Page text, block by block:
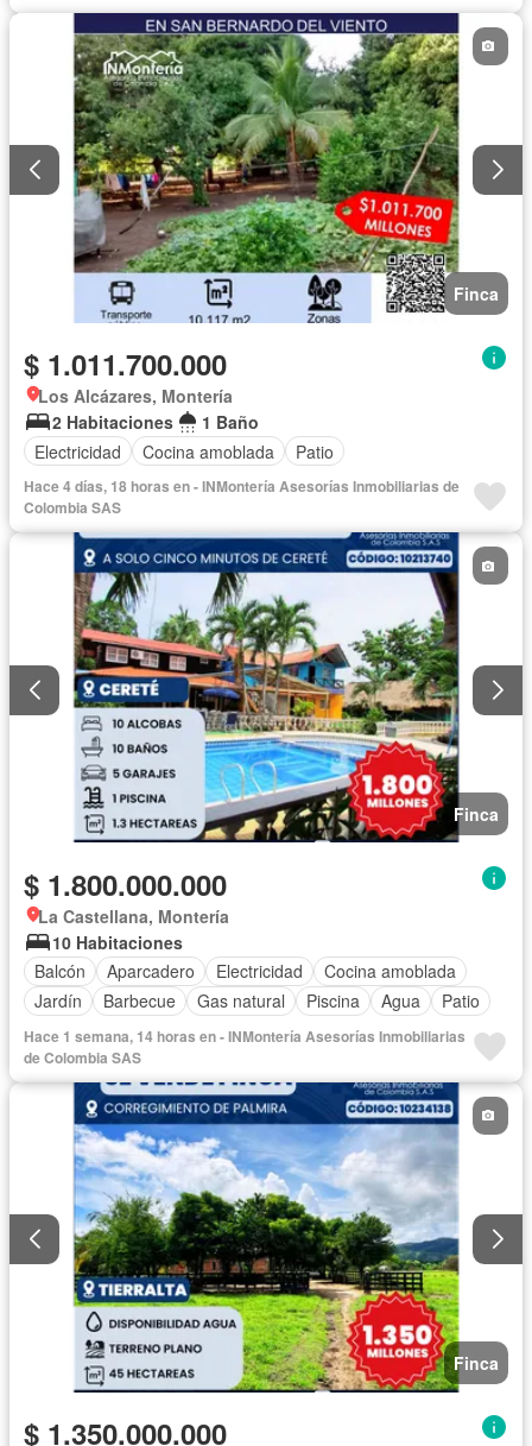
Finca
$ 1.011.700.000
Los Alcázares, Montería
2 Habitaciones
1 Baño
Electricidad
Cocina amoblada Patio
Hace 4 días, 18 horas en - INMontería Asesorías Inmobiliarias de
Colombia SAS
Finca
$ 1.800.000.000
La Castellana, Montería
10 Habitaciones
Balcón
Aparcadero Electricidad
Cocina amoblada
Jardín
Barbecue Gas natural Piscina Agua Patio
Hace 1 semana, 14 horas en - INMontería Asesorías Inmobiliarias
de Colombia SAS
Finca
$ 1.350.000.000